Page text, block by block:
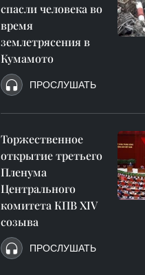
спасли человека во
время
землетрясения в
Кумамото
ПРОСЛУШАТЬ
Торжественное
открытие третьего
Пленума
Центрального
комитета КПВ XIV
созыва
ПРОСЛУШАТЬ